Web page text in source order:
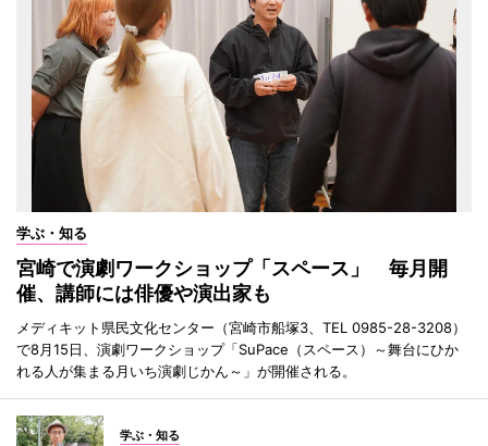
学ぶ・知る
宮崎で演劇ワークショップ「スペース」 毎月開
催、講師には俳優や演出家も
メディキット県民文化センター（宮崎市船塚3、TEL 0985-28-3208）
で8月15日、演劇ワークショップ「SuPace（スペース）～舞台にひか
れる人が集まる月いち演劇じかん～」が開催される。
学ぶ・知る